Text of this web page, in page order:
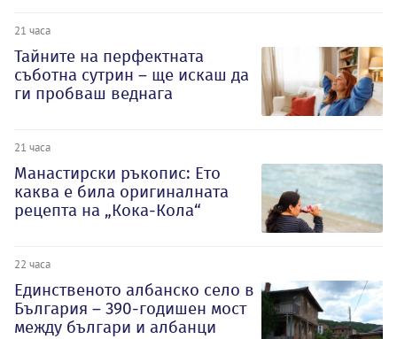
21 часа
Тайните на перфектната
съботна сутрин – ще искаш да
ги пробваш веднага
21 часа
Манастирски ръкопис: Ето
каква е била оригиналната
рецепта на „Кока-Кола“
22 часа
Единственото албанско село в
България – 390-годишен мост
между българи и албанци